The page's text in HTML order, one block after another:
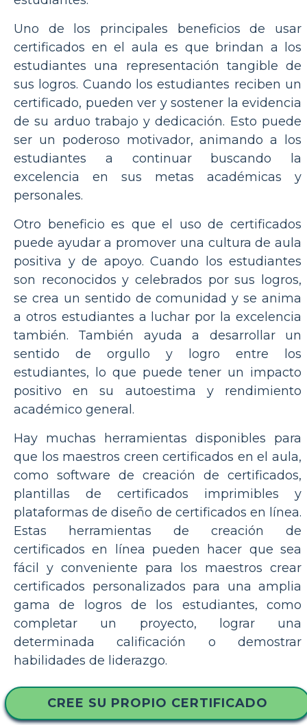
Uno de los principales beneficios de usar
certificados en el aula es que brindan a los
estudiantes una representación tangible de
sus logros. Cuando los estudiantes reciben un
certificado, pueden ver y sostener la evidencia
de su arduo trabajo y dedicación. Esto puede
ser un poderoso motivador, animando a los
estudiantes a continuar buscando la
excelencia en sus metas académicas y
personales.
Otro beneficio es que el uso de certificados
puede ayudar a promover una cultura de aula
positiva y de apoyo. Cuando los estudiantes
son reconocidos y celebrados por sus logros,
se crea un sentido de comunidad y se anima
a otros estudiantes a luchar por la excelencia
también. También ayuda a desarrollar un
sentido de orgullo y logro entre los
estudiantes, lo que puede tener un impacto
positivo en su autoestima y rendimiento
académico general.
Hay muchas herramientas disponibles para
que los maestros creen certificados en el aula,
como software de creación de certificados,
plantillas de certificados imprimibles y
plataformas de diseño de certificados en línea.
Estas herramientas de creación de
certificados en línea pueden hacer que sea
fácil y conveniente para los maestros crear
certificados personalizados para una amplia
gama de logros de los estudiantes, como
completar un proyecto, lograr una
determinada calificación o demostrar
habilidades de liderazgo.
CREE SU PROPIO CERTIFICADO